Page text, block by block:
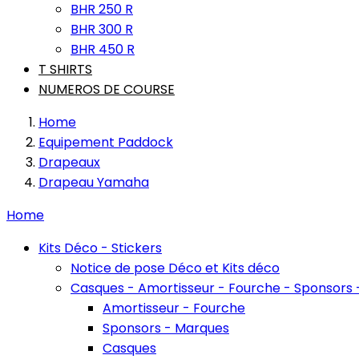
BHR 250 R
BHR 300 R
BHR 450 R
T SHIRTS
NUMEROS DE COURSE
Home
Equipement Paddock
Drapeaux
Drapeau Yamaha
Home
Kits Déco - Stickers
Notice de pose Déco et Kits déco
Casques - Amortisseur - Fourche - Sponsors
Amortisseur - Fourche
Sponsors - Marques
Casques